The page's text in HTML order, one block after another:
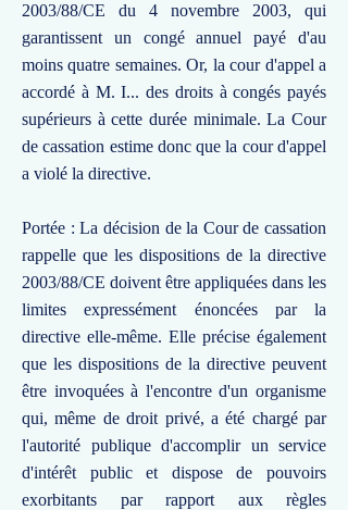
2003/88/CE du 4 novembre 2003, qui
garantissent un congé annuel payé d'au
moins quatre semaines. Or, la cour d'appel a
accordé à M. I... des droits à congés payés
supérieurs à cette durée minimale. La Cour
de cassation estime donc que la cour d'appel
a violé la directive.
Portée : La décision de la Cour de cassation
rappelle que les dispositions de la directive
2003/88/CE doivent être appliquées dans les
limites expressément énoncées par la
directive elle-même. Elle précise également
que les dispositions de la directive peuvent
être invoquées à l'encontre d'un organisme
qui, même de droit privé, a été chargé par
l'autorité publique d'accomplir un service
d'intérêt public et dispose de pouvoirs
exorbitants par rapport aux règles